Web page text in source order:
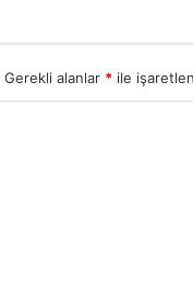
Gerekli alanlar * ile